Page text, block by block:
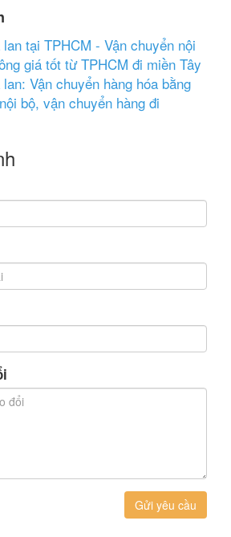
tại TPHCM - Vận chuyển nội
giá tốt từ TPHCM đi miền Tây
Vận chuyển hàng hóa bằng
bộ, vận chuyển hàng đi
Gửi yêu cầu